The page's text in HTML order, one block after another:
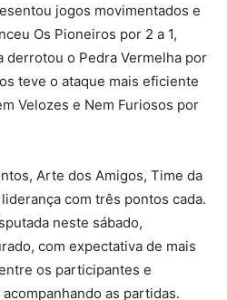
jogos movimentados e
Os Pioneiros por 2 a 1,
derrotou o Pedra Vermelha por
teve o ataque mais eficiente
Velozes e Nem Furiosos por
Arte dos Amigos, Time da
com três pontos cada.
neste sábado,
com expectativa de mais
os participantes e
as partidas.